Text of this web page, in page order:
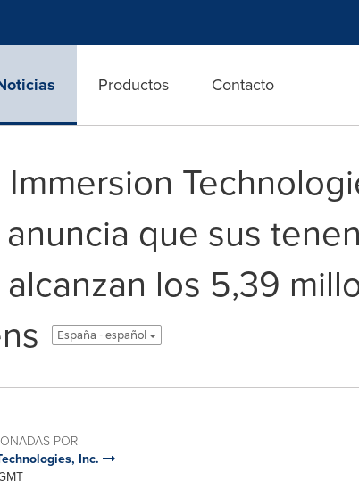
Productos Contacto
anuncia que sus
los 5,39
España - español
POR
Inc.